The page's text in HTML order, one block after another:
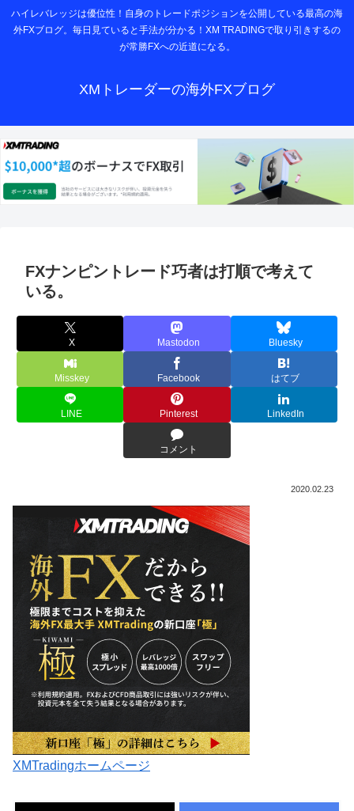
ハイレバレッジは優位性！自身のトレードポジションを公開している最高の海
外FXブログ。毎日見ていると手法が分かる！XM TRADINGで取り引きするの
が常勝FXへの近道になる。
XMトレーダーの海外FXブログ
FXナンピントレード巧者は打順で考えて
いる。
X Mastodon Bluesky
Misskey Facebook はてブ
LINE Pinterest LinkedIn
コメント
2020.02.23
XMTradingホームページ